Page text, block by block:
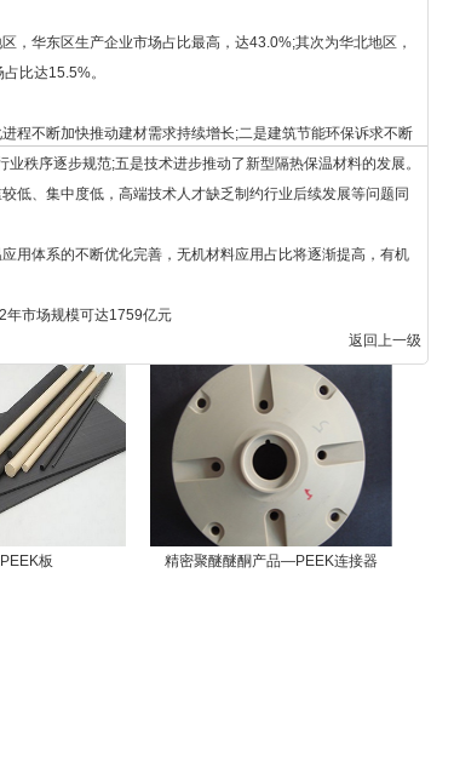
，华东区生产企业市场占比最高，达43.0%;其次为华北地区，
比达15.5%。
程不断加快推动建材需求持续增长;二是建筑节能环保诉求不断
秩序逐步规范;五是技术进步推动了新型隔热保温材料的发展。
低、集中度低，高端技术人才缺乏制约行业后续发展等问题同
用体系的不断优化完善，无机材料应用占比将逐渐提高，有机
年市场规模可达1759亿元
返回上一级
板 精密聚醚醚酮产品—PEEK连接器